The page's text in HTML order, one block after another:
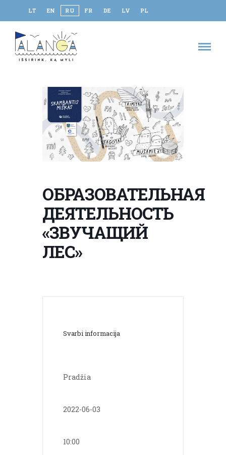
LT EN RU FR DE LV PL
ОБРАЗОВАТЕЛЬНАЯ
ДЕЯТЕЛЬНОСТЬ
«ЗВУЧАЩИЙ
ЛЕС»
Svarbi informacija
Pradžia
2022-06-03
10:00